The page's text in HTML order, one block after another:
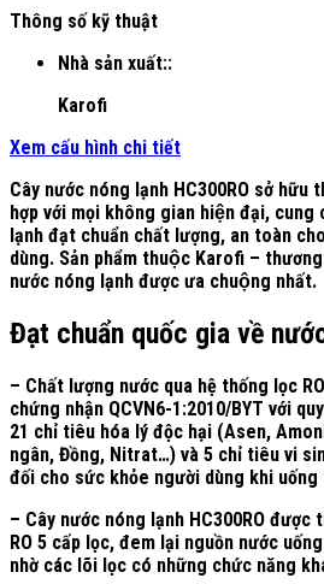
Thông số kỹ thuật
Nhà sản xuất::
Karofi
Xem cấu hình chi tiết
Cây nước nóng lạnh HC300RO sở
hợp với mọi không gian hiện đại, cung
lạnh đạt chuẩn chất lượng, an toàn
dùng. Sản phẩm thuộc Karofi –
nước nóng lạnh được ưa chuộng nhất.
Đạt chuẩn quốc gia về
– Chất lượng nước qua hệ thống lọc
chứng nhận QCVN6-1:2010/BYT với
21 chỉ tiêu hóa lý độc hại (Asen,
ngân, Đồng, Nitrat…) và 5 chỉ tiêu vi
đối cho sức khỏe người dùng khi
– Cây nước nóng lạnh HC300RO
RO 5 cấp lọc, đem lại nguồn nước
nhờ các lõi lọc có những chức năng